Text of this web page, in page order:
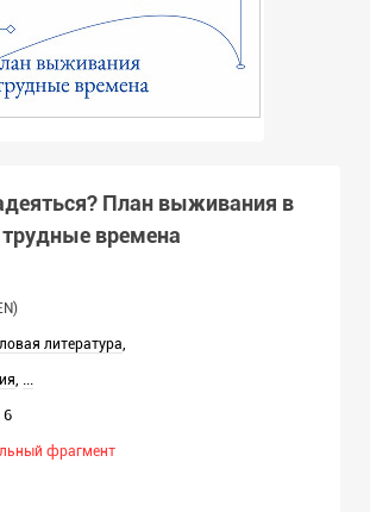
План выживания в
трудные времена
литература,
, ...
6
фрагмент